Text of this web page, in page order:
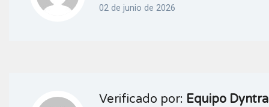
02 de junio de 2026
Verificado por: Equipo Dyntra